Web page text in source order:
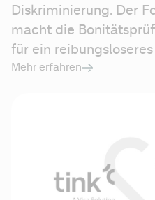
Diskriminierung. Der
macht die
für ein
Mehr erfahren